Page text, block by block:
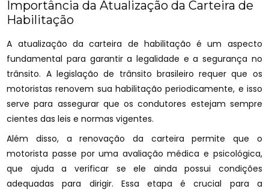
Importância da Atualização da Carteira de
Habilitação
A atualização da carteira de habilitação é um aspecto
fundamental para garantir a legalidade e a segurança no
trânsito. A legislação de trânsito brasileiro requer que os
motoristas renovem sua habilitação periodicamente, e isso
serve para assegurar que os condutores estejam sempre
cientes das leis e normas vigentes.
Além disso, a renovação da carteira permite que o
motorista passe por uma avaliação médica e psicológica,
que ajuda a verificar se ele ainda possui condições
adequadas para dirigir. Essa etapa é crucial para a